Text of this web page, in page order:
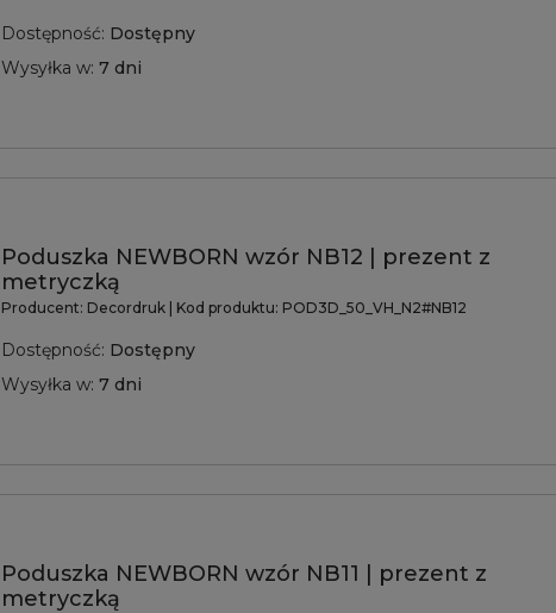
Dostępność: Dostępny
Wysyłka w: 7 dni
Poduszka NEWBORN wzór NB12 | prezent z
metryczką
Producent: Decordruk | Kod produktu: POD3D_50_VH_N2#NB12
Dostępność: Dostępny
Wysyłka w: 7 dni
Poduszka NEWBORN wzór NB11 | prezent z
metryczką